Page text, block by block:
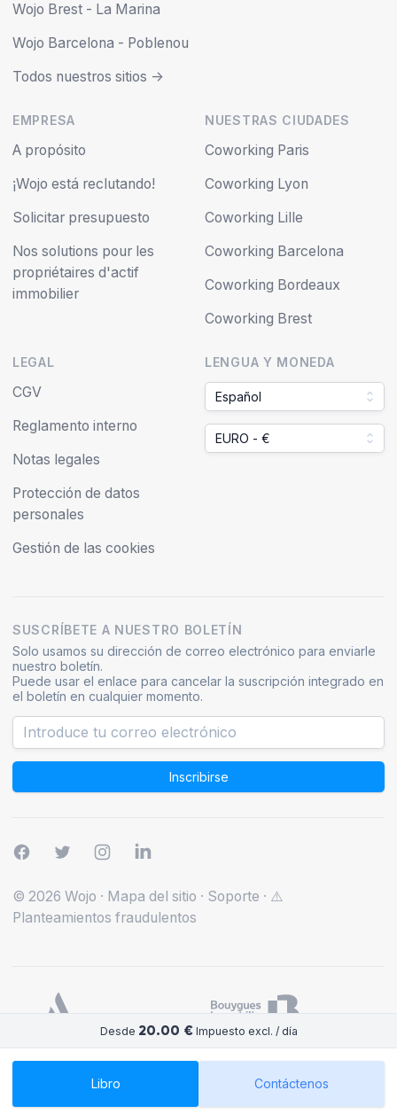
Desde 20.00 €Impuesto excl. / día
Libro Contáctenos
Wojo Brest - La Marina
Wojo Barcelona - Poblenou
Todos nuestros sitios ->
EMPRESA
A propósito
¡Wojo está reclutando!
Solicitar presupuesto
Nos solutions pour les
propriétaires d'actif
immobilier
NUESTRAS CIUDADES
Coworking Paris
Coworking Lyon
Coworking Lille
Coworking Barcelona
Coworking Bordeaux
Coworking Brest
LEGAL
CGV
Reglamento interno
Notas legales
Protección de datos
personales
Gestión de las cookies
LENGUA Y MONEDA
Español
EURO - €
SUSCRÍBETE A NUESTRO BOLETÍN
Solo usamos su dirección de correo electrónico para enviarle
nuestro boletín.
Puede usar el enlace para cancelar la suscripción integrado en
el boletín en cualquier momento.
Inscribirse
© 2026 Wojo · Mapa del sitio · Soporte · ⚠️
Planteamientos fraudulentos